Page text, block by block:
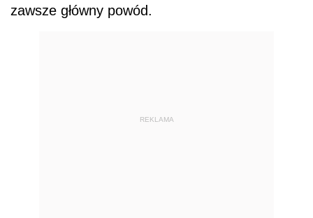
zawsze główny powód.
REKLAMA